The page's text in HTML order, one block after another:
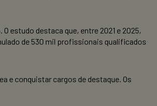
estudo destaca que, entre 2021 e 2025,
de 530 mil profissionais qualificados
e conquistar cargos de destaque. Os